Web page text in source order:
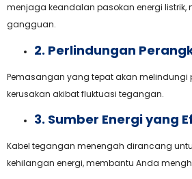
menjaga keandalan pasokan energi listrik,
gangguan.
2. Perlindungan
Pemasangan yang tepat akan melindungi
kerusakan akibat fluktuasi tegangan.
3. Sumber Energi yang
Kabel tegangan menengah dirancang
kehilangan energi, membantu Anda